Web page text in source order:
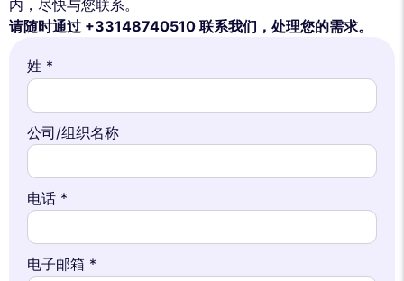
内，尽快与您联系。
请随时通过 +33148740510 联系我们，处理您的需求。
姓 *
公司/组织名称
电话 *
电子邮箱 *